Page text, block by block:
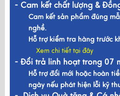
- Cam kết chất lượng &
Cam kết sản phẩm đúng
nghề.
Hỗ trợ kiểm tra hàng trước
Xem chi tiết tại đây
- Đổi trả linh hoạt trong 07
Hỗ trợ đổi mới hoặc hoàn
ngày nếu phát hiện lỗi kỹ